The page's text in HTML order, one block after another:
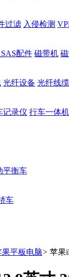
过滤 入侵检测
配件 磁带机
光纤设备 光纤线缆
记录仪 行车一体机
平衡车
车
果平板电脑> 苹果